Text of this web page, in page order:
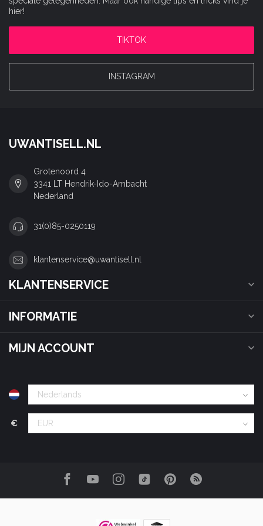
hier!
TIKTOK
INSTAGRAM
UWANTISELL.NL
Grotenoord 4
3341 LT Hendrik-Ido-Ambacht
Nederland
31(0)85-0250119
klantenservice@uwantisell.nl
KLANTENSERVICE
INFORMATIE
MIJN ACCOUNT
€